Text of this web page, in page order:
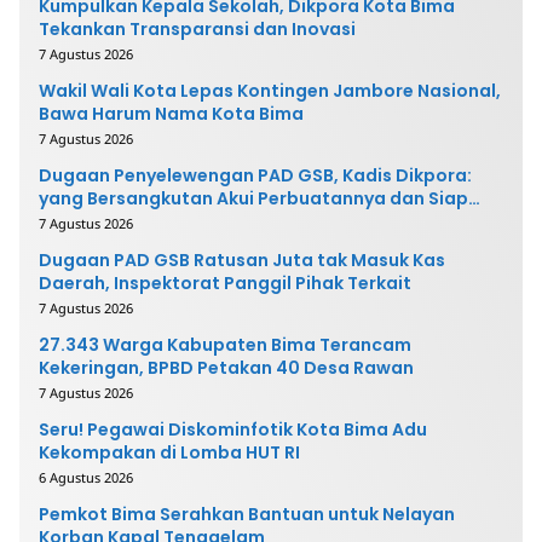
Kumpulkan Kepala Sekolah, Dikpora Kota Bima
Tekankan Transparansi dan Inovasi
7 Agustus 2026
Wakil Wali Kota Lepas Kontingen Jambore Nasional,
Bawa Harum Nama Kota Bima
7 Agustus 2026
Dugaan Penyelewengan PAD GSB, Kadis Dikpora:
yang Bersangkutan Akui Perbuatannya dan Siap
Mengembalikan Uang
7 Agustus 2026
Dugaan PAD GSB Ratusan Juta tak Masuk Kas
Daerah, Inspektorat Panggil Pihak Terkait
7 Agustus 2026
27.343 Warga Kabupaten Bima Terancam
Kekeringan, BPBD Petakan 40 Desa Rawan
7 Agustus 2026
Seru! Pegawai Diskominfotik Kota Bima Adu
Kekompakan di Lomba HUT RI
6 Agustus 2026
Pemkot Bima Serahkan Bantuan untuk Nelayan
Korban Kapal Tenggelam